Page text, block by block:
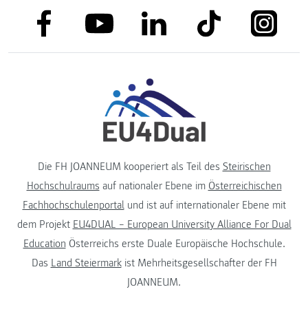
link to facebooklink to youtubelink to linkedinlink to tiktok link to
Die FH JOANNEUM kooperiert als Teil des Steirischen
Hochschulraums auf nationaler Ebene im Österreichischen
Fachhochschulenportalund ist auf internationaler Ebene mit
dem Projekt EU4DUAL – European University Alliance For Dual
Education Österreichs erste Duale Europäische Hochschule.
Das Land Steiermarkist Mehrheitsgesellschafter der FH
JOANNEUM.